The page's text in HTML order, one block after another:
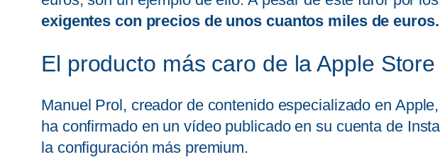
exigentes con precios de unos cuantos miles de euros.
El producto más caro de la Apple Store
Manuel Prol, creador de contenido especializado en
ha confirmado en un vídeo publicado en su cuenta de
la configuración más premium.